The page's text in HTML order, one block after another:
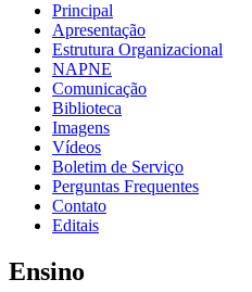
Principal
Apresentação
Estrutura Organizacional
NAPNE
Comunicação
Biblioteca
Imagens
Vídeos
Boletim de Serviço
Perguntas Frequentes
Contato
Editais
Ensino